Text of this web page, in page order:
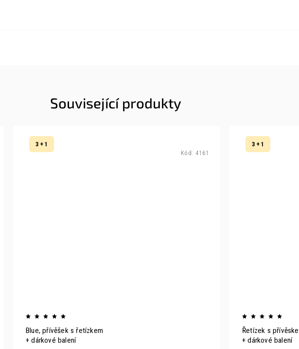
Související produkty
3 + 1
Blue, přívěšek s řetízkem
+ dárkové balení
Kód: 4161
3 + 1
Řetízek s
+ dárkové balení